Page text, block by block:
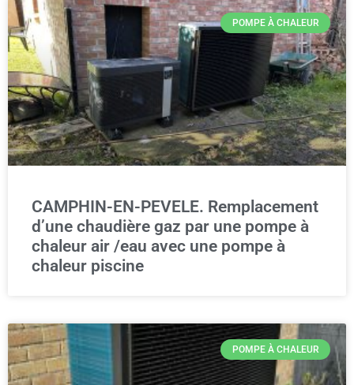
POMPE À CHALEUR
CAMPHIN-EN-PEVELE. Remplacement
d’une chaudière gaz par une pompe à
chaleur air /eau avec une pompe à
chaleur piscine
POMPE À CHALEUR